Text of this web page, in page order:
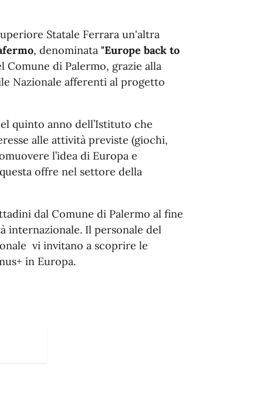
Statale Ferrara un'altra
, denominata "Europe back to
Comune di Palermo, grazie alla
Nazionale afferenti al progetto
quinto anno dell’Istituto che
alle attività previste (giochi,
l’idea di Europa e
offre nel settore della
dal Comune di Palermo al fine
internazionale. Il personale del
vi invitano a scoprire le
in Europa.